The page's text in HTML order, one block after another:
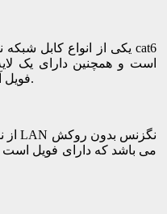
فویل آلومینیومی و یک لایه شیلد می باشد.
می باشد که دارای فویل